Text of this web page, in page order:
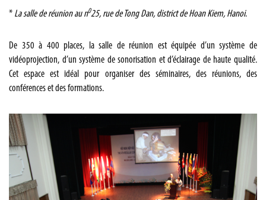
* La salle de réunion au n025, rue de Tong Dan, district de Hoan Kiem, Hanoi.
De 350 à 400 places, la salle de réunion est équipée d’un système de
vidéoprojection, d’un système de sonorisation et d’éclairage de haute qualité.
Cet espace est idéal pour organiser des séminaires, des réunions, des
conférences et des formations.